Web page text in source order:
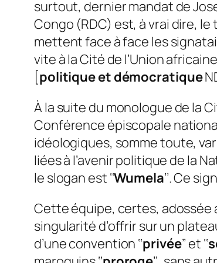
surtout, dernier mandat de
Congo (RDC) est, à vrai dire,
mettent face à face les
vite à la Cité de l’Union
[politique et démocratique
À la suite du monologue de la
Conférence épiscopale
idéologiques, somme toute,
liées à l’avenir politique de la
le slogan est ‘‘Wumela’’. Ce
Cette équipe, certes,
singularité d’offrir sur un plateau
d’une convention ‘‘privée’’ et ‘‘